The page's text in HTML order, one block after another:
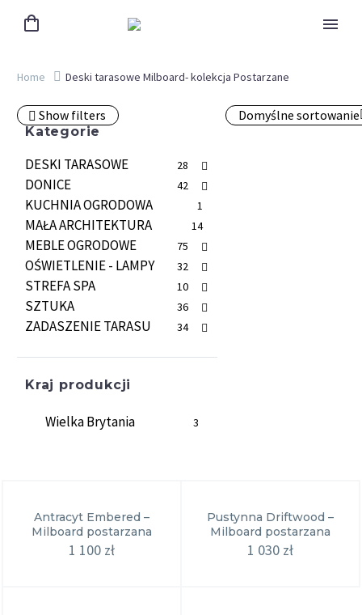
Home Deski tarasowe Milboard- kolekcja Postarzane
Show filters
Kategorie
DESKI TARASOWE 28
DONICE 42
KUCHNIA OGRODOWA 1
MAŁA ARCHITEKTURA 14
MEBLE OGRODOWE 75
OŚWIETLENIE - LAMPY 32
STREFA SPA 10
SZTUKA 36
ZADASZENIE TARASU 34
Kraj produkcji
Wielka Brytania 3
Domyślne sortowanie
Antracyt Embered –
Milboard postarzana
1 100 zł
Pustynna Driftwood –
Milboard postarzana
1 030 zł